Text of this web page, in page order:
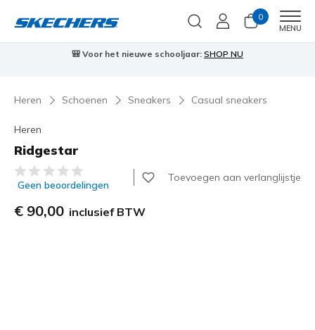
0
MENU
🎒 Voor het nieuwe schooljaar: SHOP NU
Heren Schoenen Sneakers Casual sneakers
Heren
Ridgestar
3,5 van de 5 klantbeoordelingen
Geen beoordelingen
Toevoegen aan verlanglijstje
€ 90,00 inclusief BTW